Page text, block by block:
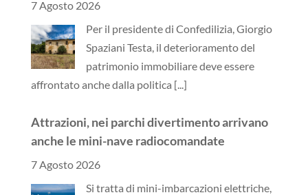
7 Agosto 2026
Per il presidente di Confedilizia, Giorgio
Spaziani Testa, il deterioramento del
patrimonio immobiliare deve essere
affrontato anche dalla politica [...]
Attrazioni, nei parchi divertimento arrivano
anche le mini-nave radiocomandate
7 Agosto 2026
Si tratta di mini-imbarcazioni elettriche,